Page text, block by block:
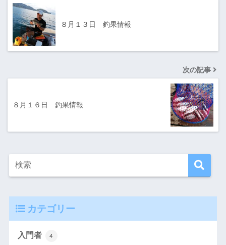
８月１３日 釣果情報
次の記事
８月１６日 釣果情報
カテゴリー
入門者 4